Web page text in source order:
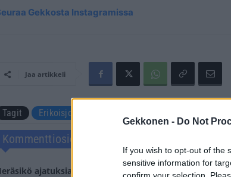
Gekkonen - Do Not
If you wish to opt-out of the
sensitive information for
Gekkosta Instagramissa
Jaa artikkeli
Tagit Erikoisjoukot
Kommenttiosio
ajatuksia? Kerro mielipiteesi. Tutustu kuitenkin